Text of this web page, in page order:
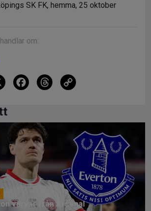
SK FK, hemma, 25 oktober
om:
X
F
b
o
o
k
T
s
Li
n
k
värvar från Arsenal